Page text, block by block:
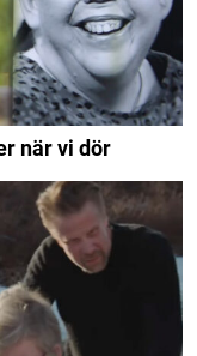
när vi dör